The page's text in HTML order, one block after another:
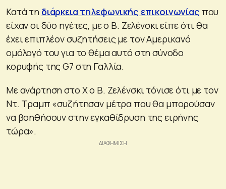
Κατά τη διάρκεια τηλεφωνικής επικοινωνίας που
είχαν οι δύο ηγέτες, με ο Β. Ζελένσκι είπε ότι θα
έχει επιπλέον συζητήσεις με τον Αμερικανό
ομόλογό του για το θέμα αυτό στη σύνοδο
κορυφής της G7 στη Γαλλία.
Με ανάρτηση στο X ο Β. Ζελένσκι τόνισε ότι με τον
Ντ. Τραμπ «συζήτησαν μέτρα που θα μπορούσαν
να βοηθήσουν στην εγκαθίδρυση της ειρήνης
τώρα».